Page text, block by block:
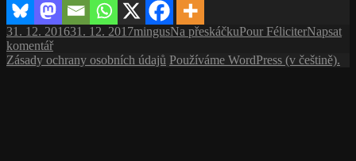
Publikováno:
31. 12. 201631. 12. 2017Autor:
mingusRubriky:
Na přeskáčkuŠtítky:
Pour FéliciterNapsat
komentářpro
text
Zásady ochrany osobních údajů Používáme WordPress (v češtině).